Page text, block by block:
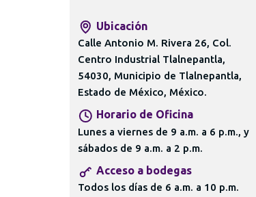
Ubicación
Calle Antonio M. Rivera 26, Col.
Centro Industrial Tlalnepantla,
54030, Municipio de Tlalnepantla,
Estado de México, México.
Horario de Oficina
Lunes a viernes de 9 a.m. a 6 p.m., y
sábados de 9 a.m. a 2 p.m.
Acceso a bodegas
Todos los días de 6 a.m. a 10 p.m.